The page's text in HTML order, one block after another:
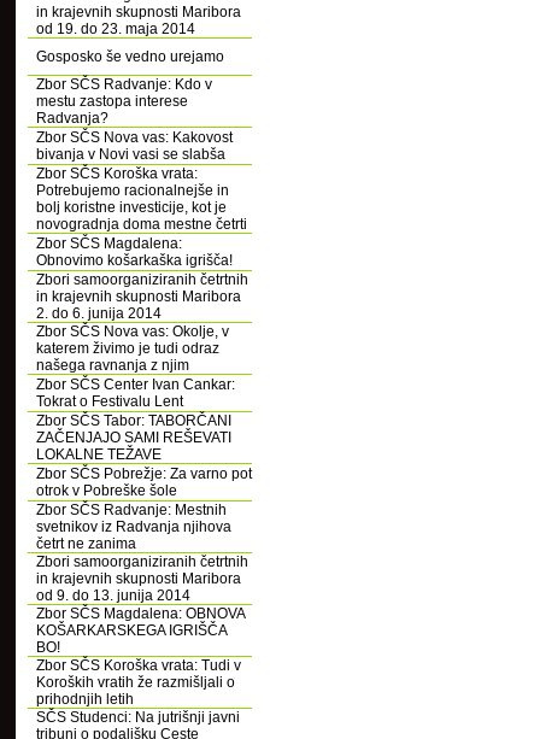
in krajevnih skupnosti Maribora
od 19. do 23. maja 2014
Gosposko še vedno urejamo
Zbor SČS Radvanje: Kdo v
mestu zastopa interese
Radvanja?
Zbor SČS Nova vas: Kakovost
bivanja v Novi vasi se slabša
Zbor SČS Koroška vrata:
Potrebujemo racionalnejše in
bolj koristne investicije, kot je
novogradnja doma mestne četrti
Zbor SČS Magdalena:
Obnovimo košarkaška igrišča!
Zbori samoorganiziranih četrtnih
in krajevnih skupnosti Maribora
2. do 6. junija 2014
Zbor SČS Nova vas: Okolje, v
katerem živimo je tudi odraz
našega ravnanja z njim
Zbor SČS Center Ivan Cankar:
Tokrat o Festivalu Lent
Zbor SČS Tabor: TABORČANI
ZAČENJAJO SAMI REŠEVATI
LOKALNE TEŽAVE
Zbor SČS Pobrežje: Za varno pot
otrok v Pobreške šole
Zbor SČS Radvanje: Mestnih
svetnikov iz Radvanja njihova
četrt ne zanima
Zbori samoorganiziranih četrtnih
in krajevnih skupnosti Maribora
od 9. do 13. junija 2014
Zbor SČS Magdalena: OBNOVA
KOŠARKARSKEGA IGRIŠČA
BO!
Zbor SČS Koroška vrata: Tudi v
Koroških vratih že razmišljali o
prihodnjih letih
SČS Studenci: Na jutrišnji javni
tribuni o podaljšku Ceste